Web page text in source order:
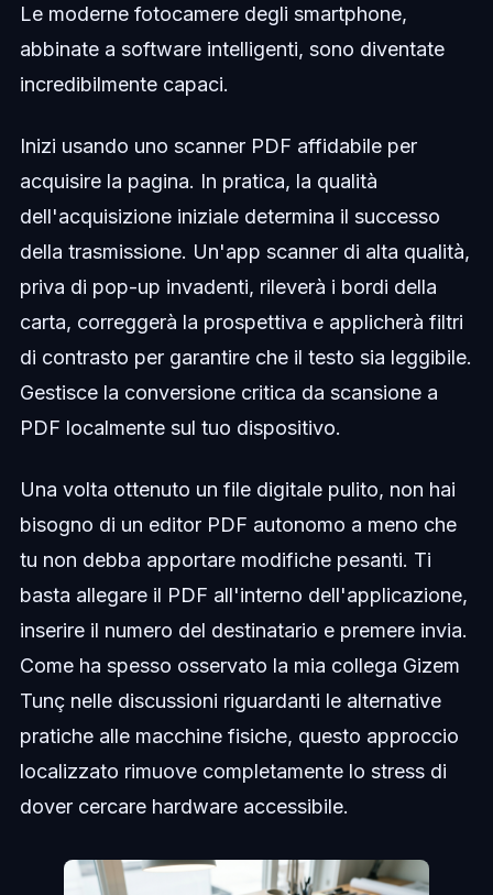
Le moderne fotocamere degli smartphone,
abbinate a software intelligenti, sono diventate
incredibilmente capaci.
Inizi usando uno scanner PDF affidabile per
acquisire la pagina. In pratica, la qualità
dell'acquisizione iniziale determina il successo
della trasmissione. Un'app scanner di alta qualità,
priva di pop-up invadenti, rileverà i bordi della
carta, correggerà la prospettiva e applicherà filtri
di contrasto per garantire che il testo sia leggibile.
Gestisce la conversione critica da scansione a
PDF localmente sul tuo dispositivo.
Una volta ottenuto un file digitale pulito, non hai
bisogno di un editor PDF autonomo a meno che
tu non debba apportare modifiche pesanti. Ti
basta allegare il PDF all'interno dell'applicazione,
inserire il numero del destinatario e premere invia.
Come ha spesso osservato la mia collega Gizem
Tunç nelle discussioni riguardanti le alternative
pratiche alle macchine fisiche, questo approccio
localizzato rimuove completamente lo stress di
dover cercare hardware accessibile.